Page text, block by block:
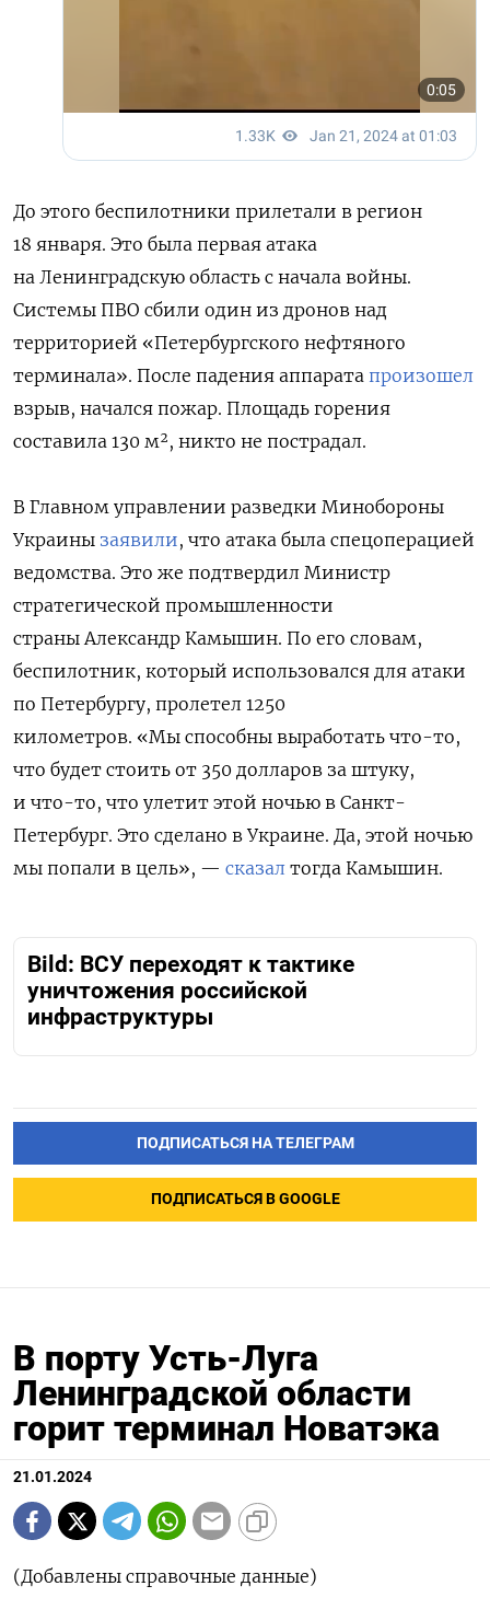
До этого беспилотники прилетали в регион
18 января. Это была первая атака
на Ленинградскую область с начала войны.
Системы ПВО сбили один из дронов над
территорией «Петербургского нефтяного
терминала». После падения аппарата произошел
взрыв, начался пожар. Площадь горения
составила 130 м², никто не пострадал.
В Главном управлении разведки Минобороны
Украины заявили, что атака была спецоперацией
ведомства. Это же подтвердил Министр
стратегической промышленности
страны Александр Камышин. По его словам,
беспилотник, который использовался для атаки
по Петербургу, пролетел 1250
километров. «Мы способны выработать что-то,
что будет стоить от 350 долларов за штуку,
и что-то, что улетит этой ночью в Санкт-
Петербург. Это сделано в Украине. Да, этой ночью
мы попали в цель», — сказал тогда Камышин.
Вild: ВСУ переходят к тактике
уничтожения российской
инфраструктуры
ПОДПИСАТЬСЯ НА ТЕЛЕГРАМ
ПОДПИСАТЬСЯ В GOOGLE
В порту Усть-Луга
Ленинградской области
горит терминал Новатэка
21.01.2024
(Добавлены справочные данные)